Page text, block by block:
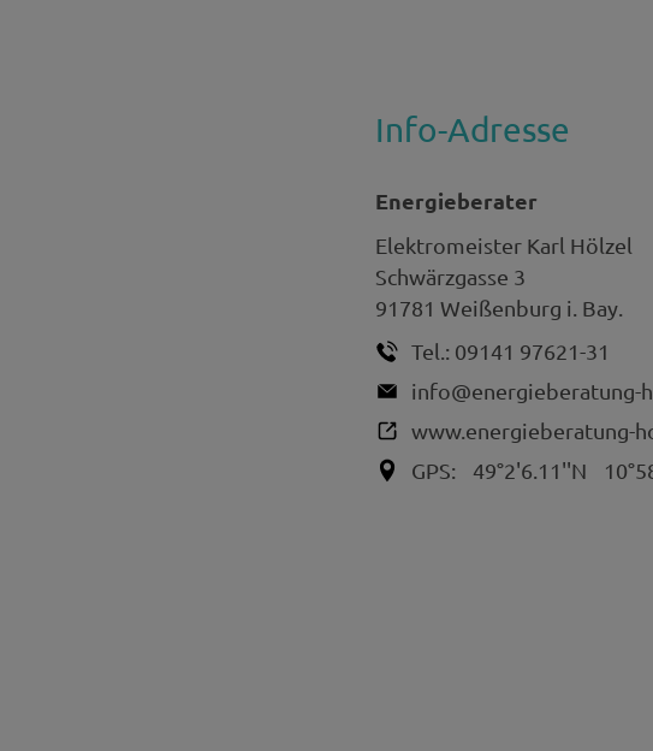
Info-Adresse
Energieberater
Elektromeister Karl Hölzel
Schwärzgasse 3
91781 Weißenburg i. Bay.
Tel.: 09141 97621-31
info@energieberatung-
www.energieberatung-
GPS:
49°2'6.11''N